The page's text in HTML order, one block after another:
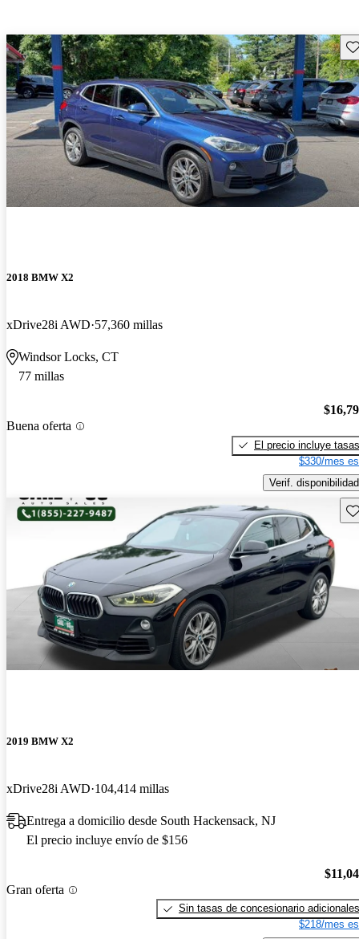
2018 BMW X2
xDrive28i AWD 57,360 millas
Windsor Locks, CT
77 millas
Buena oferta
El precio incluye tasas
$330/mes
Verif. disponibilidad
2019 BMW X2
xDrive28i AWD 104,414 millas
Entrega a domicilio desde South Hackensack, NJ
El precio incluye envío de $156
Gran oferta
Sin tasas de concesionario adicionales
$218/mes